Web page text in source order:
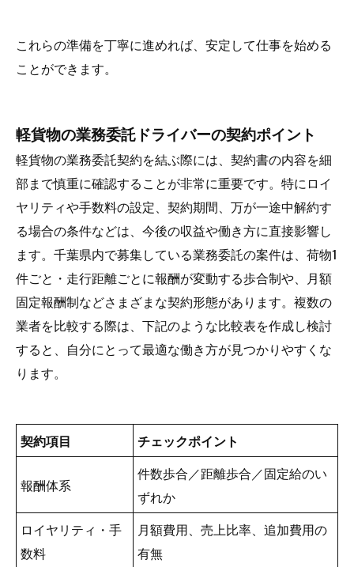
これらの準備を丁寧に進めれば、安定して仕事を始める
ことができます。
軽貨物の業務委託ドライバーの契約ポイント
軽貨物の業務委託契約を結ぶ際には、契約書の内容を細
部まで慎重に確認することが非常に重要です。特にロイ
ヤリティや手数料の設定、契約期間、万が一途中解約す
る場合の条件などは、今後の収益や働き方に直接影響し
ます。千葉県内で募集している業務委託の案件は、荷物1
件ごと・走行距離ごとに報酬が変動する歩合制や、月額
固定報酬制などさまざまな契約形態があります。複数の
業者を比較する際は、下記のような比較表を作成し検討
すると、自分にとって最適な働き方が見つかりやすくな
ります。
契約項目 チェックポイント
報酬体系
件数歩合／距離歩合／固定給のい
ずれか
ロイヤリティ・手
数料
月額費用、売上比率、追加費用の
有無